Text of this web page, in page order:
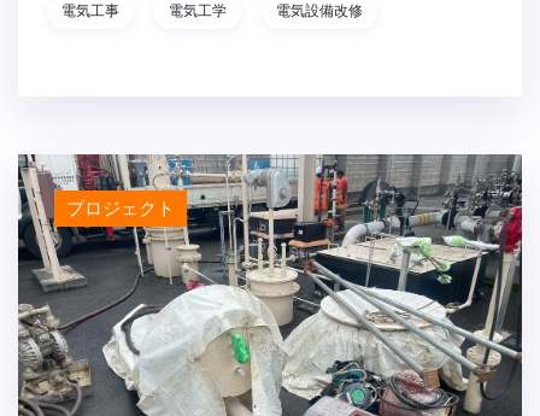
プロジェクト
電気工事 電気工学 電気設備改修